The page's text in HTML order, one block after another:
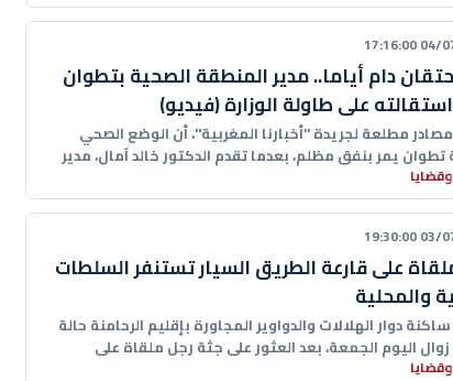
04/07/
دام أياما.. مدير المنطقة الصحية بتطوان
على طاولة الوزارة (فيديو)
مطلعة لجريدة "أخبارنا المغربية"، أن الوضع الصحي
تطوان يمر بنفق مظلم، بعدما تقدم الدكتور خالد آمال، مدير
03/07/
على قارعة الطريق السيار تستنفر السلطات
والمحلية
دوار الهلالات والدواوير المجاورة بإقليم الرحامنة حالة
اليوم الجمعة، بعد العثور على جثة رجل ملقاة على